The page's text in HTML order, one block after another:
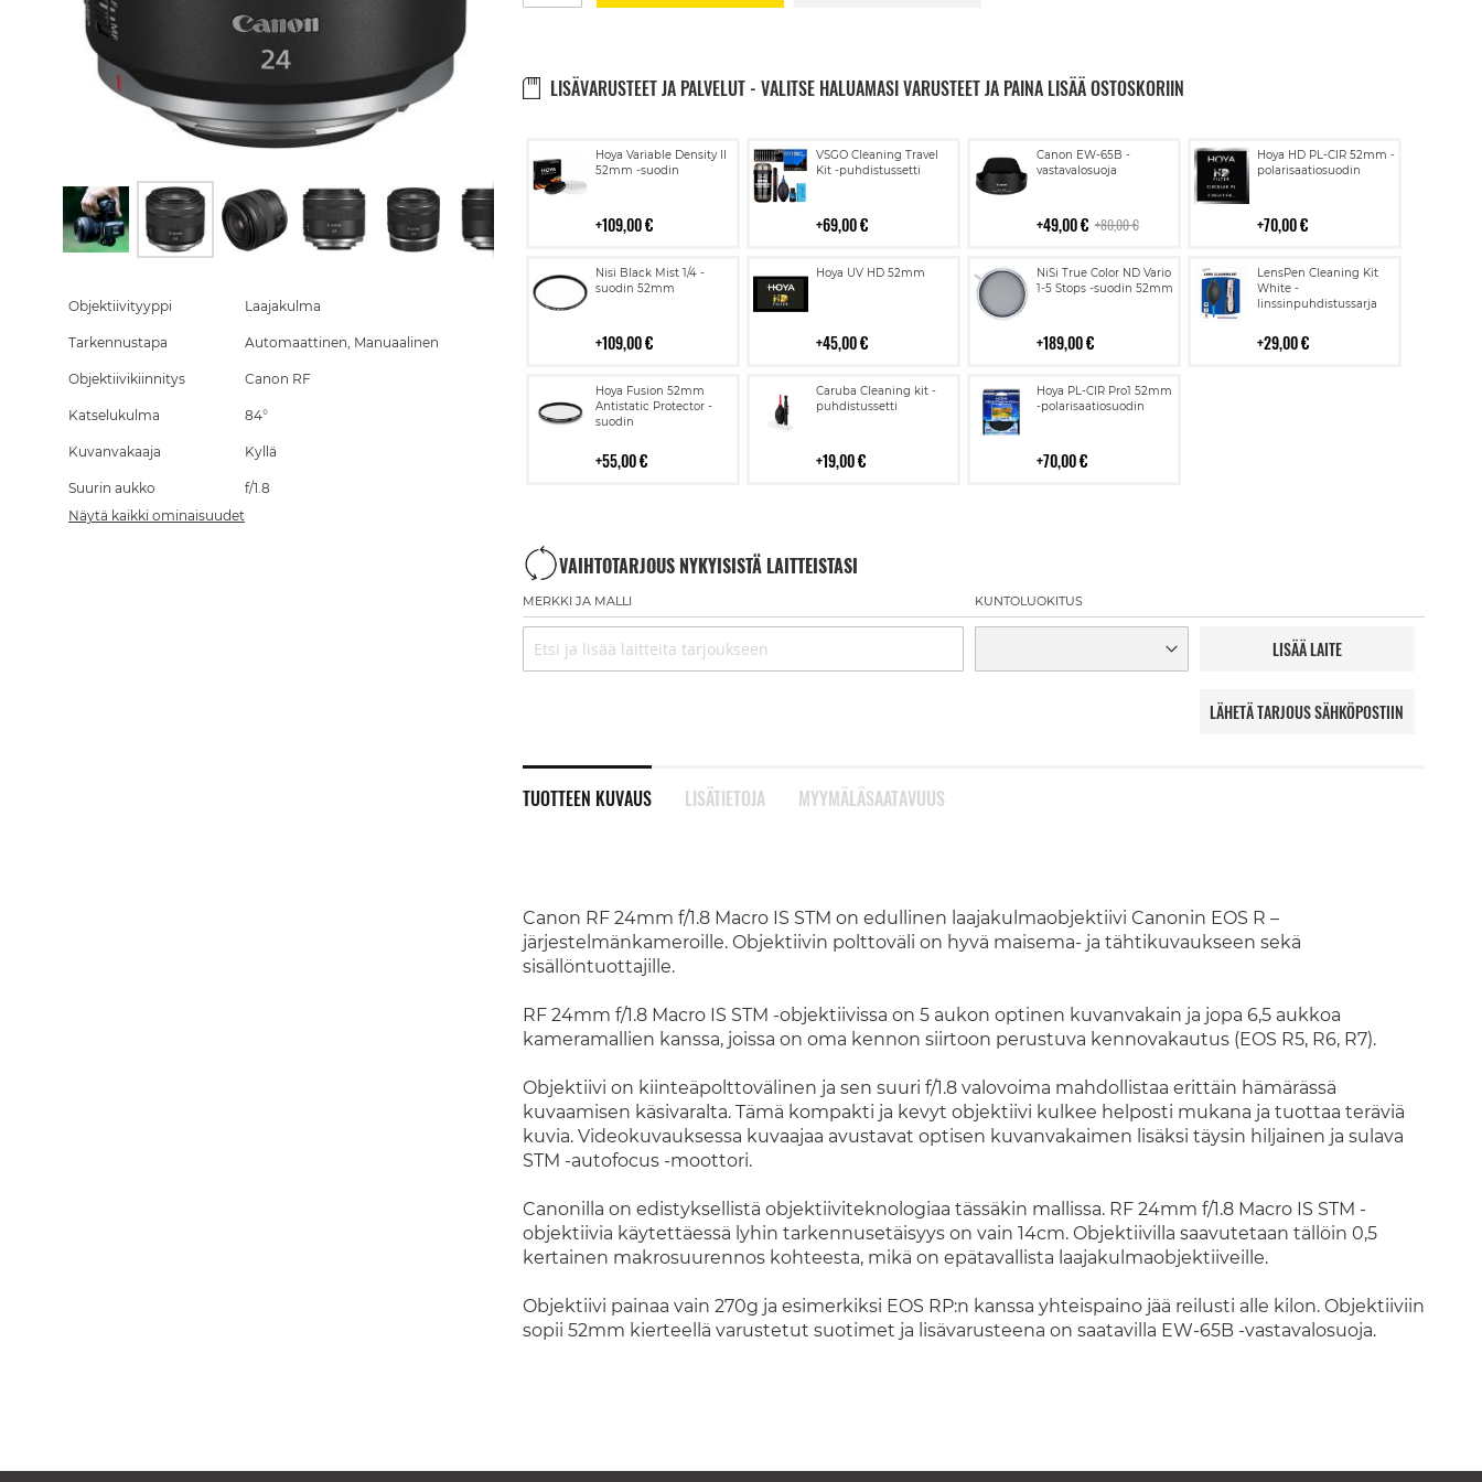
LISÄVARUSTEET JA PALVELUT - VALITSE HALUAMASI VARUSTEET JA PAINA LISÄÄ OSTOSKORIIN
Hoya Variable Density II
52mm -suodin
109,00 €
Lisää
ostoskoriin
VSGO Cleaning Travel
Kit -puhdistussetti
69,00 €
Lisää
ostoskoriin
Canon EW-65B -
vastavalosuoja
49,00 € 80,00 €
Lisää
ostoskoriin
Hoya HD PL-CIR 52mm -
polarisaatiosuodin
70,00 €
Lisää
ostoskoriin
Nisi Black Mist 1/4 -
suodin 52mm
109,00 €
Lisää
ostoskoriin
Hoya UV HD 52mm
45,00 €
Lisää
NiSi True Color ND Vario
1-5 Stops -suodin 52mm
189,00 €
Lisää
ostoskoriin
LensPen Cleaning Kit
White -
linssinpuhdistussarja
29,00 €
Lisää
ostoskoriin
Hoya Fusion 52mm
Antistatic Protector -
suodin
55,00 €
Lisää
ostoskoriin
Caruba Cleaning kit -
puhdistussetti
19,00 €
Lisää
ostoskoriin
Hoya PL-CIR Pro1 52mm
-polarisaatiosuodin
70,00 €
Lisää
ostoskoriin
VAIHTOTARJOUS NYKYISISTÄ LAITTEISTASI
MERKKI JA MALLI KUNTOLUOKITUS
LISÄÄ LAITE
LÄHETÄ TARJOUS SÄHKÖPOSTIIN
TUOTTEEN KUVAUS
Canon RF 24mm f/1.8 Macro IS STM on edullinen laajakulmaobjektiivi Canonin EOS R –
järjestelmänkameroille. Objektiivin polttoväli on hyvä maisema- ja tähtikuvaukseen sekä
sisällöntuottajille.
RF 24mm f/1.8 Macro IS STM -objektiivissa on 5 aukon optinen kuvanvakain ja jopa 6,5 aukkoa
kameramallien kanssa, joissa on oma kennon siirtoon perustuva kennovakautus (EOS R5, R6, R7).
Objektiivi on kiinteäpolttovälinen ja sen suuri f/1.8 valovoima mahdollistaa erittäin hämärässä
kuvaamisen käsivaralta. Tämä kompakti ja kevyt objektiivi kulkee helposti mukana ja tuottaa teräviä
kuvia. Videokuvauksessa kuvaajaa avustavat optisen kuvanvakaimen lisäksi täysin hiljainen ja sulava
STM -autofocus -moottori.
Canonilla on edistyksellistä objektiiviteknologiaa tässäkin mallissa. RF 24mm f/1.8 Macro IS STM -
objektiivia käytettäessä lyhin tarkennusetäisyys on vain 14cm. Objektiivilla saavutetaan tällöin 0,5
kertainen makrosuurennos kohteesta, mikä on epätavallista laajakulmaobjektiiveille.
Objektiivi painaa vain 270g ja esimerkiksi EOS RP:n kanssa yhteispaino jää reilusti alle kilon. Objektiiviin
sopii 52mm kierteellä varustetut suotimet ja lisävarusteena on saatavilla EW-65B -vastavalosuoja.
LISÄTIETOJA MYYMÄLÄSAATAVUUS
the
of
images
Objektiivityyppi Laajakulma
Tarkennustapa Automaattinen, Manuaalinen
Objektiivikiinnitys Canon RF
Katselukulma 84°
Kuvanvakaaja Kyllä
Suurin aukko
f/1.8
Näytä kaikki ominaisuudet